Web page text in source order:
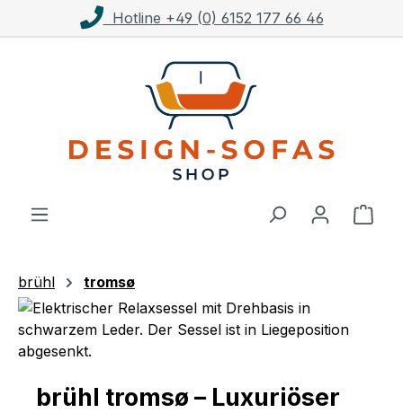
Zum Hauptinhalt springen
Hotline +49 (0) 6152 177 66 46
brühl tromsø
brühl tromsø – Luxuriöser